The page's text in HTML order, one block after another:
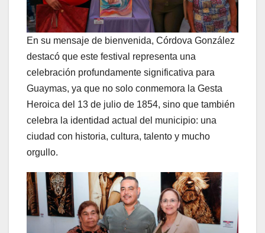
En su mensaje de bienvenida, Córdova González
destacó que este festival representa una
celebración profundamente significativa para
Guaymas, ya que no solo conmemora la Gesta
Heroica del 13 de julio de 1854, sino que también
celebra la identidad actual del municipio: una
ciudad con historia, cultura, talento y mucho
orgullo.